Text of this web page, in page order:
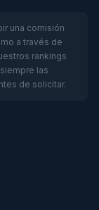
una comisión
a través de
rankings
las
de solicitar.